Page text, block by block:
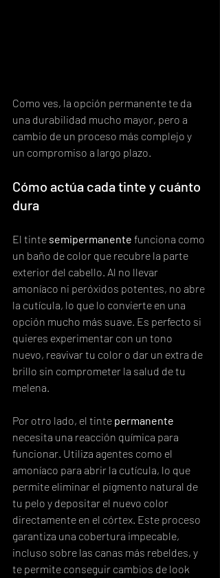
Como ves, la opción permanente te da
una durabilidad mucho mayor, pero a
cambio de un proceso más complejo y
un compromiso a largo plazo.
Cómo actúa cada tinte y cuánto
dura
El tinte semipermanente funciona como
un baño de color que recubre la parte
exterior del cabello. Al no llevar
amoníaco ni peróxidos potentes, no abre
la cutícula, lo que lo convierte en una
opción mucho más suave. Es perfecto si
quieres experimentar con un tono
nuevo, reavivar tu color o dar un extra de
brillo sin comprometer la salud de tu
melena.
Por otro lado, el tinte permanente
necesita una reacción química para
funcionar. Utiliza agentes como el
amoníaco para abrir la cutícula, lo que
permite eliminar el pigmento natural de
tu pelo y depositar el nuevo color
directamente en el córtex. Este proceso
garantiza una cobertura impecable,
incluso sobre las canas más rebeldes, y
te permite conseguir cambios de look